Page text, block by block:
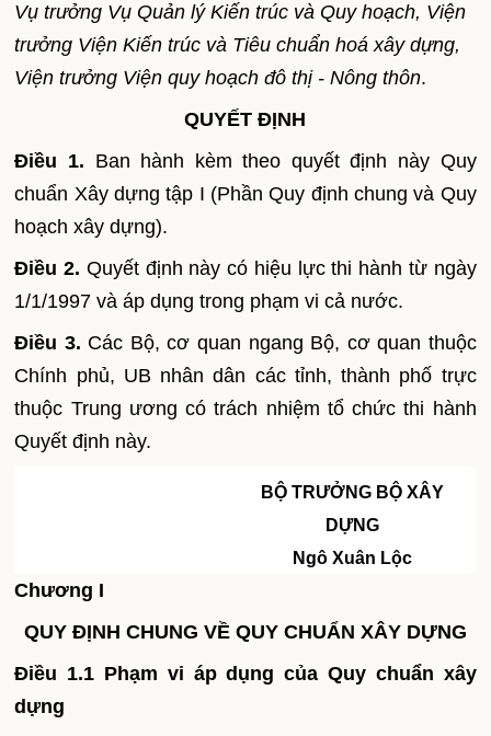
Vụ trưởng Vụ Quản lý Kiến trúc và Quy hoạch, Viện
trưởng Viện Kiến trúc và Tiêu chuẩn hoá xây dựng,
Viện trưởng Viện quy hoạch đô thị - Nông thôn.
QUYẾT ĐỊNH
Điều 1. Ban hành kèm theo quyết định này Quy
chuẩn Xây dựng tập I (Phần Quy định chung và Quy
hoạch xây dựng).
Điều 2. Quyết định này có hiệu lực thi hành từ ngày
1/1/1997 và áp dụng trong phạm vi cả nước.
Điều 3. Các Bộ, cơ quan ngang Bộ, cơ quan thuộc
Chính phủ, UB nhân dân các tỉnh, thành phố trực
thuộc Trung ương có trách nhiệm tổ chức thi hành
Quyết định này.
BỘ TRƯỞNG BỘ XÂY
DỰNG
Ngô Xuân Lộc
Chương I
QUY ĐỊNH CHUNG VỀ QUY CHUẨN XÂY DỰNG
Điều 1.1 Phạm vi áp dụng của Quy chuẩn xây
dựng